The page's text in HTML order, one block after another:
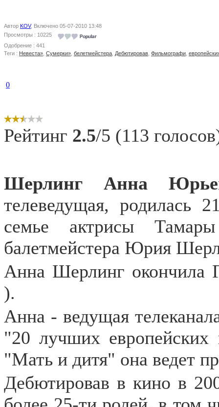
Автор KOV, Включено 05-07-2010 13:48
Просмотры : 10225
Одобрение : 441
Теги : Невеста» Сумерки» белетмейстера Дебютировав Фильмографи
0
Рейтинг 2.5/5 (113
Шерлинг Анна
телеведущая,
семье актрисы
балетмейстера Юрия
Анна Шерлинг окончила
).
Анна - ведущая
"20 лучших европейских
"Мать и дитя" она ведет
Дебютировав в кино в